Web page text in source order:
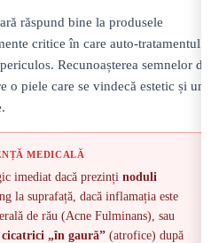
răspund bine la produsele
critice în care auto-tratamentul
Recunoașterea semnelor de
piele care se vindecă estetic și una
MEDICALĂ
imediat dacă prezinți noduli
la suprafață, dacă inflamația este
de rău (Acne Fulminans), sau
cicatrici „în gaură” (atrofice) după